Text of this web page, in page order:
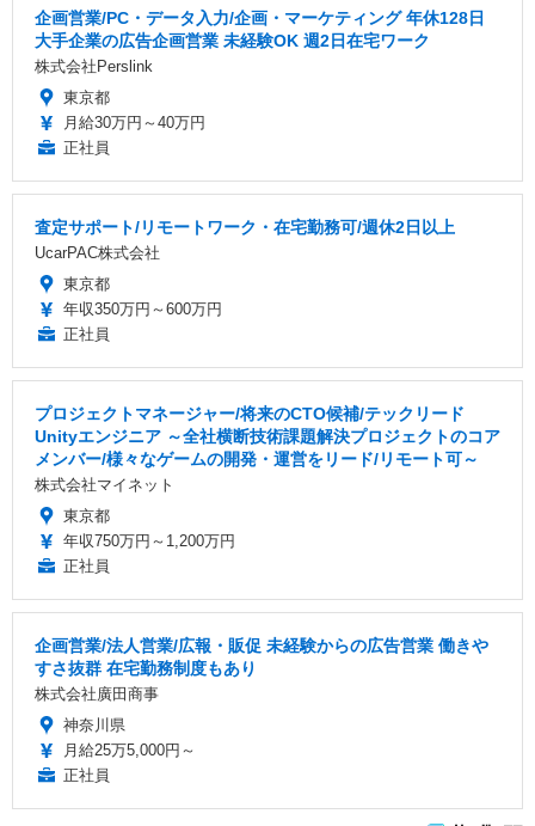
企画営業/PC・データ入力/企画・マーケティング 年休128日
大手企業の広告企画営業 未経験OK 週2日在宅ワーク
株式会社Perslink
東京都
月給30万円～40万円
正社員
査定サポート/リモートワーク・在宅勤務可/週休2日以上
UcarPAC株式会社
東京都
年収350万円～600万円
正社員
プロジェクトマネージャー/将来のCTO候補/テックリード
Unityエンジニア ～全社横断技術課題解決プロジェクトのコア
メンバー/様々なゲームの開発・運営をリード/リモート可～
株式会社マイネット
東京都
年収750万円～1,200万円
正社員
企画営業/法人営業/広報・販促 未経験からの広告営業 働きや
すさ抜群 在宅勤務制度もあり
株式会社廣田商事
神奈川県
月給25万5,000円～
正社員